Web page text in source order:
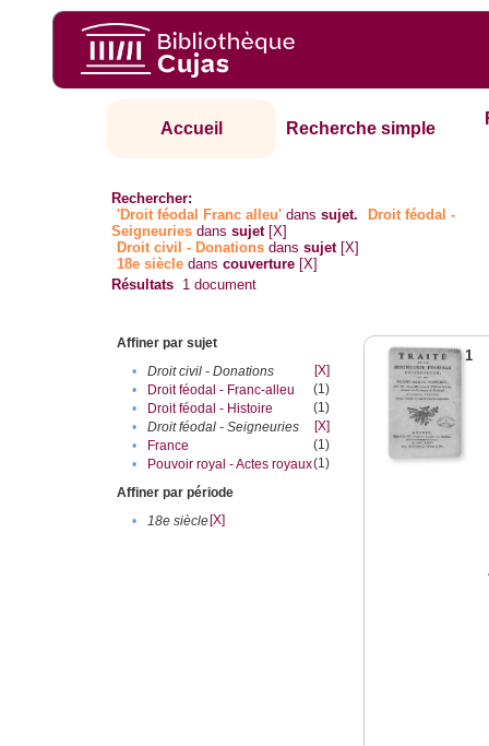
Accueil Recherche simple
Rechercher:
'Droit féodal Franc alleu' danssujet.
Droit féodal -
Seigneuries danssujet [X]
Droit civil - Donations danssujet [X]
18e siècle danscouverture [X]
Résultats 1 document
Affiner par sujet
•
Droit civil - Donations
[X]
•
Droit féodal - Franc-alleu‎
(1)
•
Droit féodal - Histoire
(1)
•
Droit féodal - Seigneuries
[X]
•
France
(1)
•
Pouvoir royal - Actes royaux(1)
Affiner par période
•
18e siècle[X]
1